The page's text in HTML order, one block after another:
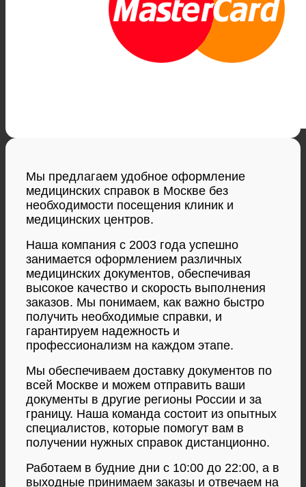
Мы предлагаем удобное оформление
медицинских справок в Москве без
необходимости посещения клиник и
медицинских центров.
Наша компания с 2003 года успешно
занимается оформлением различных
медицинских документов, обеспечивая
высокое качество и скорость выполнения
заказов. Мы понимаем, как важно быстро
получить необходимые справки, и
гарантируем надежность и
профессионализм на каждом этапе.
Мы обеспечиваем доставку документов по
всей Москве и можем отправить ваши
документы в другие регионы России и за
границу. Наша команда состоит из опытных
специалистов, которые помогут вам в
получении нужных справок дистанционно.
Работаем в будние дни с 10:00 до 22:00, а в
выходные принимаем заказы и отвечаем на